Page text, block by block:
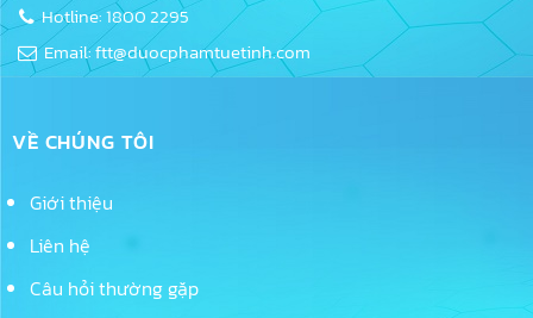
Hotline: 1800 2295
Email: ftt@duocphamtuetinh.com
VỀ CHÚNG TÔI
Giới thiệu
Liên hệ
Câu hỏi thường gặp